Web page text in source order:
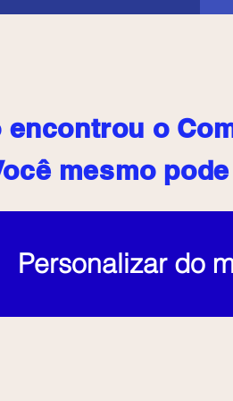
encontrou o
mesmo
Personalizar do